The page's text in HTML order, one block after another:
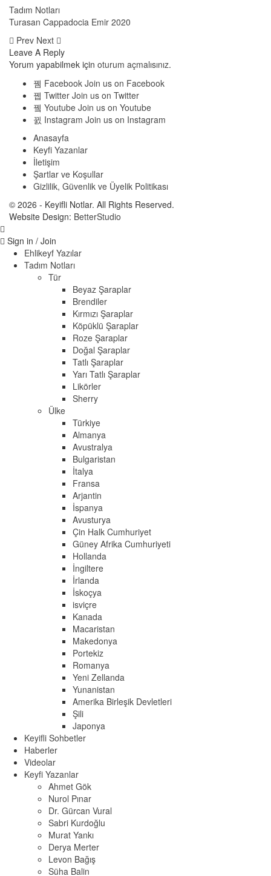
Tadım Notları
Turasan Cappadocia Emir 2020
Prev Next
Leave A Reply
Yorum yapabilmek için oturum açmalısınız.
Facebook Join us on Facebook
Twitter Join us on Twitter
Youtube Join us on Youtube
Instagram Join us on Instagram
Anasayfa
Keyfi Yazanlar
İletişim
Şartlar ve Koşullar
Gizlilik, Güvenlik ve Üyelik Politikası
© 2026 - Keyifli Notlar. All Rights Reserved.
Website Design: BetterStudio
Sign in / Join
Ehlikeyf Yazılar
Tadım Notları
Tür
Beyaz Şaraplar
Brendiler
Kırmızı Şaraplar
Köpüklü Şaraplar
Roze Şaraplar
Doğal Şaraplar
Tatlı Şaraplar
Yarı Tatlı Şaraplar
Likörler
Sherry
Ülke
Türkiye
Almanya
Avustralya
Bulgaristan
İtalya
Fransa
Arjantin
İspanya
Avusturya
Çin Halk Cumhuriyet
Güney Afrika Cumhuriyeti
Hollanda
İngiltere
İrlanda
İskoçya
isviçre
Kanada
Macaristan
Makedonya
Portekiz
Romanya
Yeni Zellanda
Yunanistan
Amerika Birleşik Devletleri
Şili
Japonya
Keyifli Sohbetler
Haberler
Videolar
Keyfi Yazanlar
Ahmet Gök
Nurol Pınar
Dr. Gürcan Vural
Sabri Kurdoğlu
Murat Yankı
Derya Merter
Levon Bağış
Süha Balin